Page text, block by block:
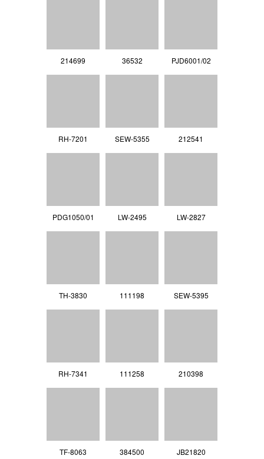
214699 36532 PJD6001/02
RH-7201 SEW-5355 212541
PDG1050/01 LW-2495 LW-2827
TH-3830 111198 SEW-5395
RH-7341 111258 210398
TF-8063 384500 JB21820